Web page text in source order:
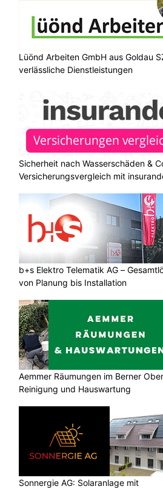
Lüönd Arbeiten GmbH aus Goldau
verlässliche Dienstleistungen
Sicherheit nach Wasserschäden &
Versicherungsvergleich mit
b+s Elektro Telematik AG –
von Planung bis Installation
Aemmer Räumungen im Berner
Reinigung und Hauswartung
Sonnergie AG: Solaranlage mit